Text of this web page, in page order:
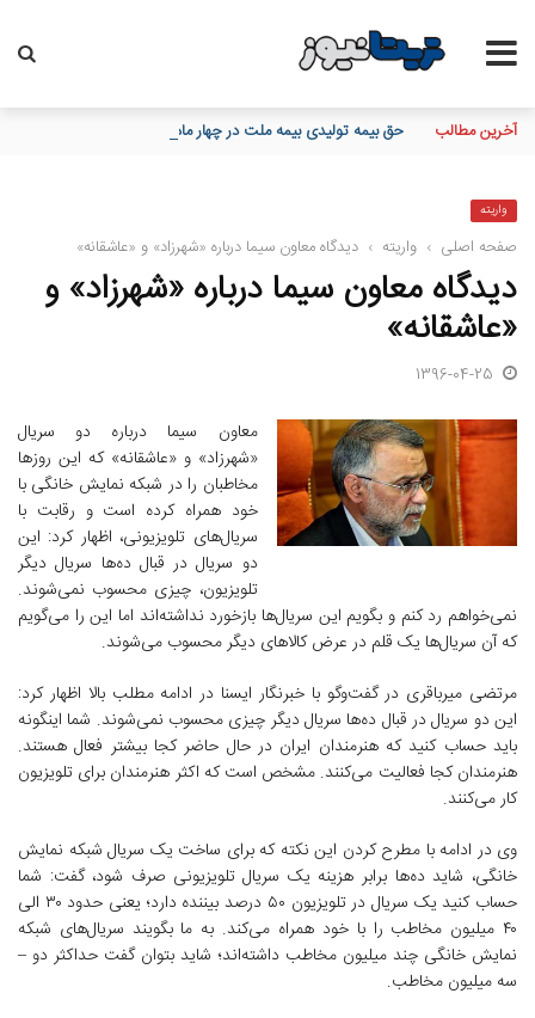
آخرین مطالب حق بیمه تولیدی بیمه ملت در چهار ماه نخست امسال از 14.5 همت گذشت/ رشد 90 درصدی نسبت به مدت مشابه سال گذشته
واریته
صفحه اصلی › واریته › دیدگاه معاون سیما درباره‌ «شهرزاد» و «عاشقانه»
دیدگاه معاون سیما درباره‌ «شهرزاد» و
«عاشقانه»
1396-04-25
معاون سیما درباره دو سریال‌
«شهرزاد» و «عاشقانه» که این روزها
مخاطبان را در شبکه نمایش خانگی با
خود همراه کرده‌ است و رقابت با
سریال‌های تلویزیونی، اظهار کرد: این
دو سریال در قبال ده‌ها سریال دیگر
تلویزیون، چیزی محسوب نمی‌شوند.
نمی‌خواهم رد کنم و بگویم این سریال‌ها بازخورد نداشته‌اند اما این را می‌گویم
که آن سریال‌ها یک قلم در عرض کالاهای دیگر محسوب می‌شوند.
مرتضی میرباقری در گفت‌وگو با خبرنگار ایسنا در ادامه مطلب بالا اظهار کرد:
این دو سریال در قبال ده‌ها سریال دیگر چیزی محسوب نمی‌شوند. شما اینگونه
باید حساب کنید که هنرمندان ایران در حال حاضر کجا بیشتر فعال هستند.
هنرمندان کجا فعالیت می‌کنند. مشخص است که اکثر هنرمندان برای تلویزیون
کار می‌کنند.
وی در ادامه با مطرح کردن این نکته که برای ساخت یک سریال شبکه نمایش
خانگی، شاید ده‌ها برابر هزینه یک سریال تلویزیونی صرف شود، گفت:‌ شما
حساب کنید یک سریال در تلویزیون ۵۰ درصد بیننده دارد؛ یعنی حدود ۳۰ الی
۴۰ میلیون مخاطب را با خود همراه می‌کند. به ما بگویند سریال‌های شبکه
نمایش خانگی چند میلیون مخاطب داشته‌اند؛ شاید بتوان گفت حداکثر دو –
سه میلیون مخاطب.